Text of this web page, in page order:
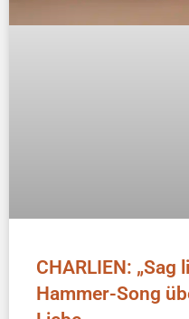
CHARLIEN: „Sag
Hammer-Song